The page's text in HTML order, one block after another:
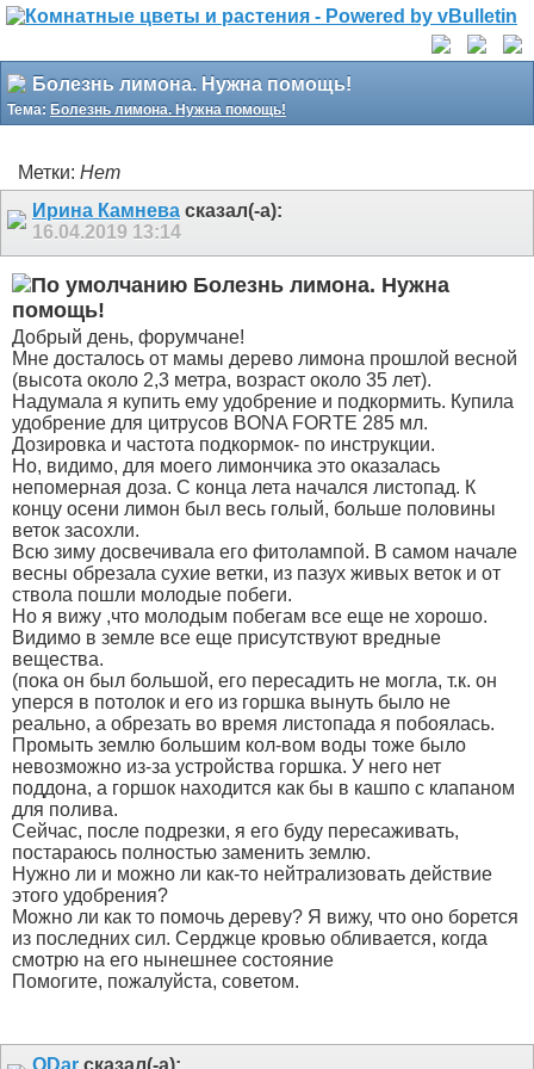
Болезнь лимона. Нужна помощь!
Тема: Болезнь лимона. Нужна помощь!
Метки: Нет
Ирина Камнева сказал(-а):
16.04.2019 13:14
Болезнь лимона. Нужна
помощь!
Добрый день, форумчане!
Мне досталось от мамы дерево лимона прошлой весной
(высота около 2,3 метра, возраст около 35 лет).
Надумала я купить ему удобрение и подкормить. Купила
удобрение для цитрусов BONA FORTE 285 мл.
Дозировка и частота подкормок- по инструкции.
Но, видимо, для моего лимончика это оказалась
непомерная доза. С конца лета начался листопад. К
концу осени лимон был весь голый, больше половины
веток засохли.
Всю зиму досвечивала его фитолампой. В самом начале
весны обрезала сухие ветки, из пазух живых веток и от
ствола пошли молодые побеги.
Но я вижу ,что молодым побегам все еще не хорошо.
Видимо в земле все еще присутствуют вредные
вещества.
(пока он был большой, его пересадить не могла, т.к. он
уперся в потолок и его из горшка вынуть было не
реально, а обрезать во время листопада я побоялась.
Промыть землю большим кол-вом воды тоже было
невозможно из-за устройства горшка. У него нет
поддона, а горшок находится как бы в кашпо с клапаном
для полива.
Сейчас, после подрезки, я его буду пересаживать,
постараюсь полностью заменить землю.
Нужно ли и можно ли как-то нейтрализовать действие
этого удобрения?
Можно ли как то помочь дереву? Я вижу, что оно борется
из последних сил. Серджце кровью обливается, когда
смотрю на его нынешнее состояние
Помогите, пожалуйста, советом.